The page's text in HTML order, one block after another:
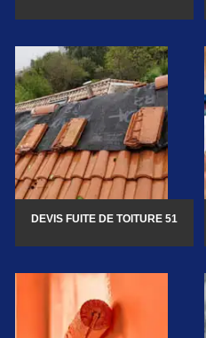
DEVIS FUITE DE TOITURE 51